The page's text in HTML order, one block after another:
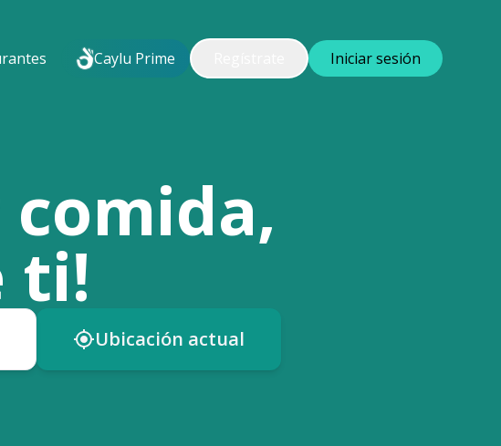
Caylu Prime Iniciar sesión
ti!
Ubicación actual